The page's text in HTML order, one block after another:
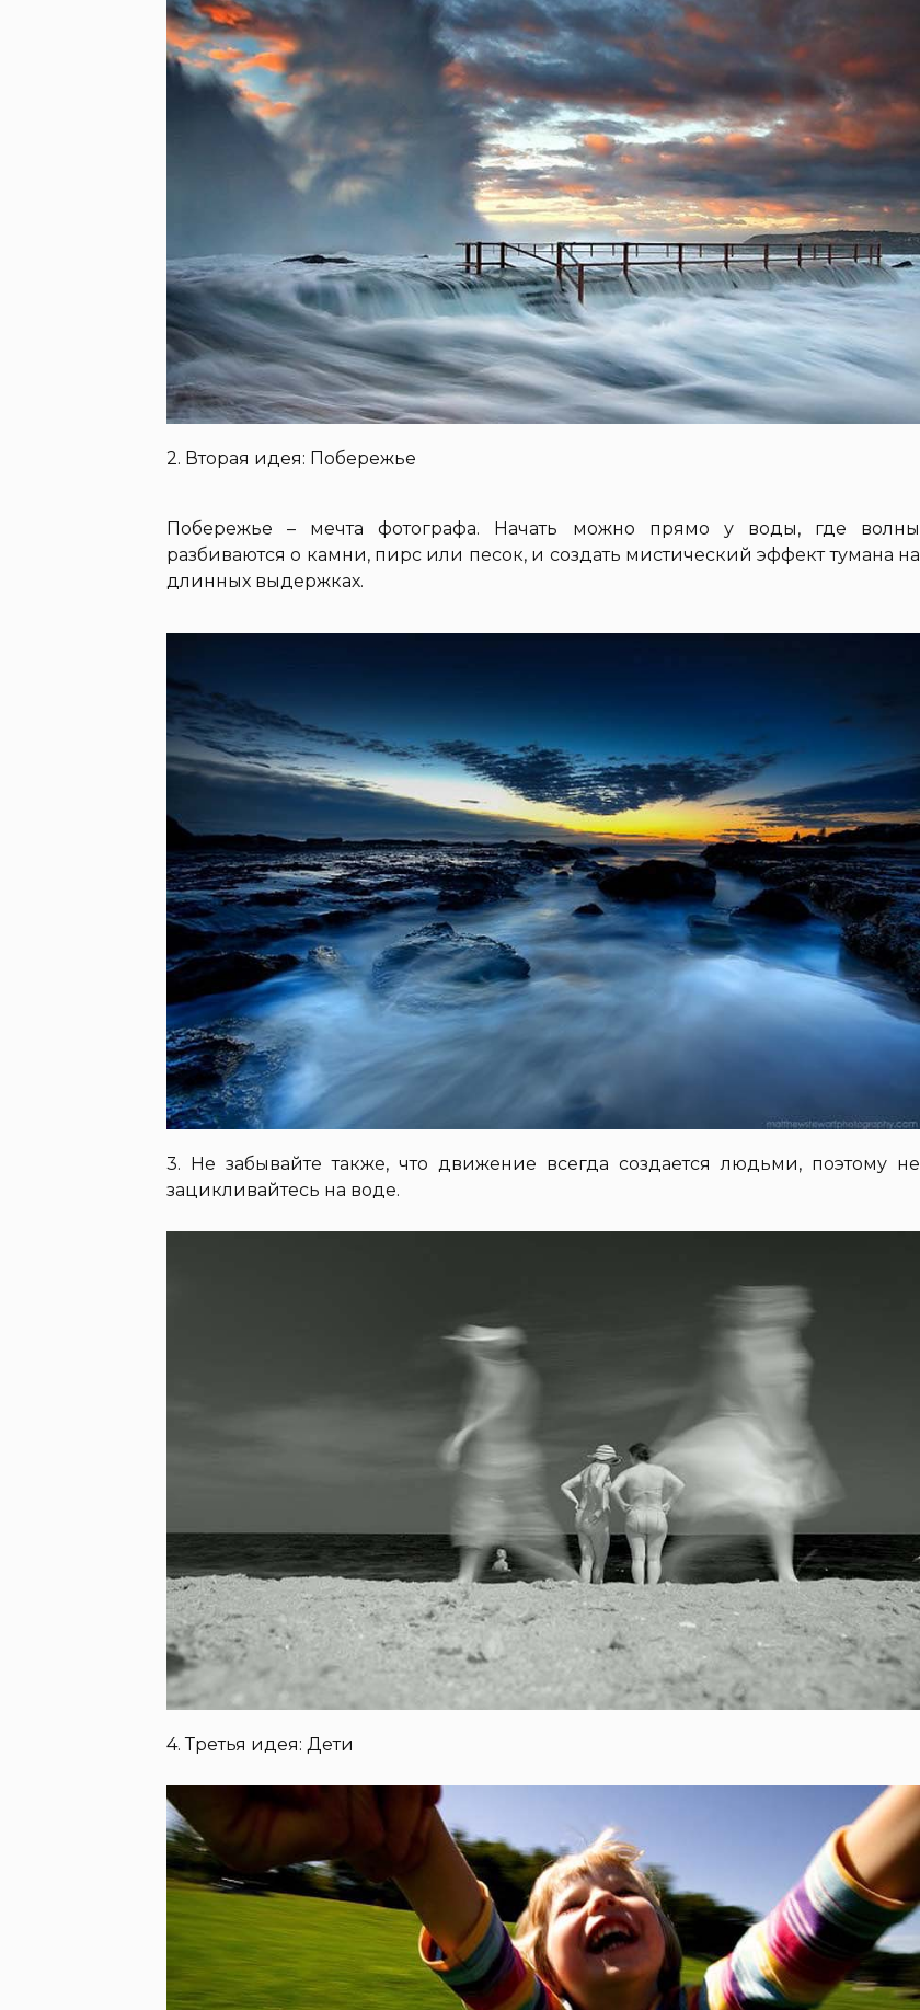
2. Вторая идея: Побережье
Побережье – мечта фотографа. Начать можно прямо у воды, где волны
разбиваются о камни, пирс или песок, и создать мистический эффект тумана на
длинных выдержках.
3. Не забывайте также, что движение всегда создается людьми, поэтому не
зацикливайтесь на воде.
4. Третья идея: Дети